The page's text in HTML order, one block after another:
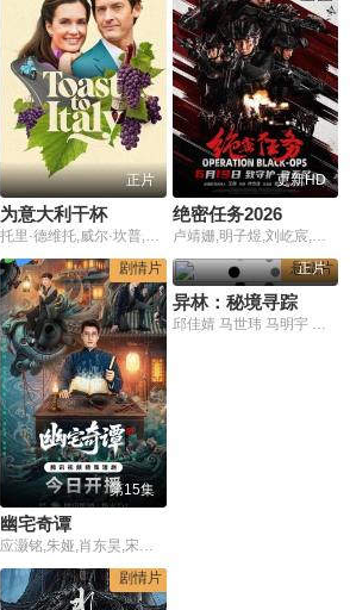
正片
为意大利干杯
托里·德维托,威尔·坎普,莉莉·奈特,Caroline Letelier
更新HD
绝密任务2026
卢靖姗,明子煜,刘屹宸,喻亢,蒋璐霞,周惠林,陶慧敏,张溯哲,高曙光,曹操,屈菁菁,余文乐,于晓光,于文文,朱庭辰,褚旭,王若麟,常丹丹,叶彤,亮月儿,尚馨,朱烁燃,潘羞月,王飞斐,金丽慧子,凡尼达·宾蒂·伊姆兰,杰布,Keno
剧情片
第15集
幽宅奇谭
应灏铭,朱娅,肖东昊,宋未央
悬疑片
正片
异林：秘境寻踪
邱佳婧 马世玮 马明宇 刘春霞
剧情片